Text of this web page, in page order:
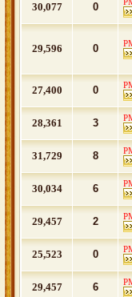
0
30,077
0
29,596
0
27,400
3
28,361
8
31,729
6
30,034
2
29,457
0
25,523
6
29,457